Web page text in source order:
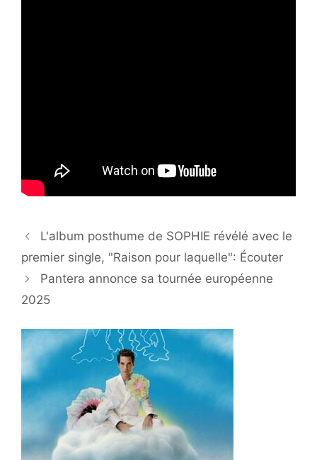
L'album posthume de SOPHIE révélé avec le
premier single, "Raison pour laquelle": Écouter
Pantera annonce sa tournée européenne
2025